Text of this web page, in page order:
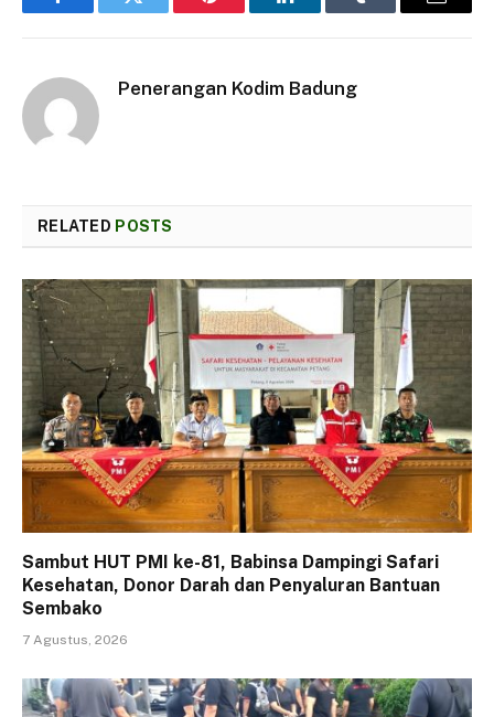
FacebookTwitter Pinterest LinkedInTumblr Email
Penerangan Kodim Badung
RELATED POSTS
Sambut HUT PMI ke-81, Babinsa Dampingi Safari
Kesehatan, Donor Darah dan Penyaluran Bantuan
Sembako
7 Agustus, 2026